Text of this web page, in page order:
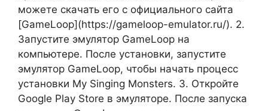
можете скачать его с официального сайта
[GameLoop](https://gameloop-emulator.ru/). 2.
Запустите эмулятор GameLoop на
компьютере. После установки, запустите
эмулятор GameLoop, чтобы начать процесс
установки My Singing Monsters. 3. Откройте
Google Play Store в эмуляторе. После запуска